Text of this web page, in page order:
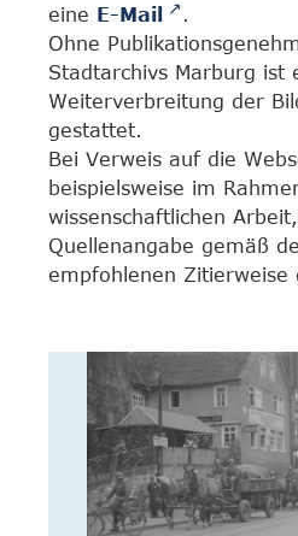
eine E-Mail
.
Ohne
Stadtarchivs Marburg ist
Weiterverbreitung der
gestattet.
Bei Verweis auf die
beispielsweise im
wissenschaftlichen
Quellenangabe gemäß
empfohlenen Zitierweise